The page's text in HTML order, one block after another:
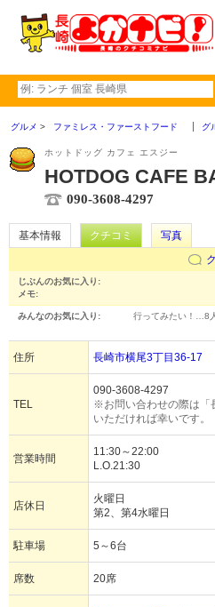
グルメ ファミレス・ファーストフード グ
ホットドッグ カフェ エスジー
HOTDOG CAFE
090-3608-4297
基本情報 クチコミ
写真
じぶんのお気に入り:
メモ:
みんなのお気に入り: 行ってみたい！… 8人
住所 長崎市横尾3丁目36-17
TEL
090-3608-4297
※お問い合わせの際は「
いただければ幸いです。
営業時間
11:30～22:00
L.O.21:30
店休日
火曜日
第2、第4水曜日
駐車場 5～6台
席数 20席